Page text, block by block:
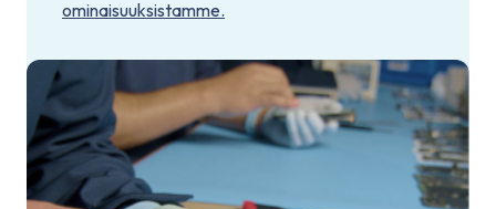
ominaisuuksistamme.